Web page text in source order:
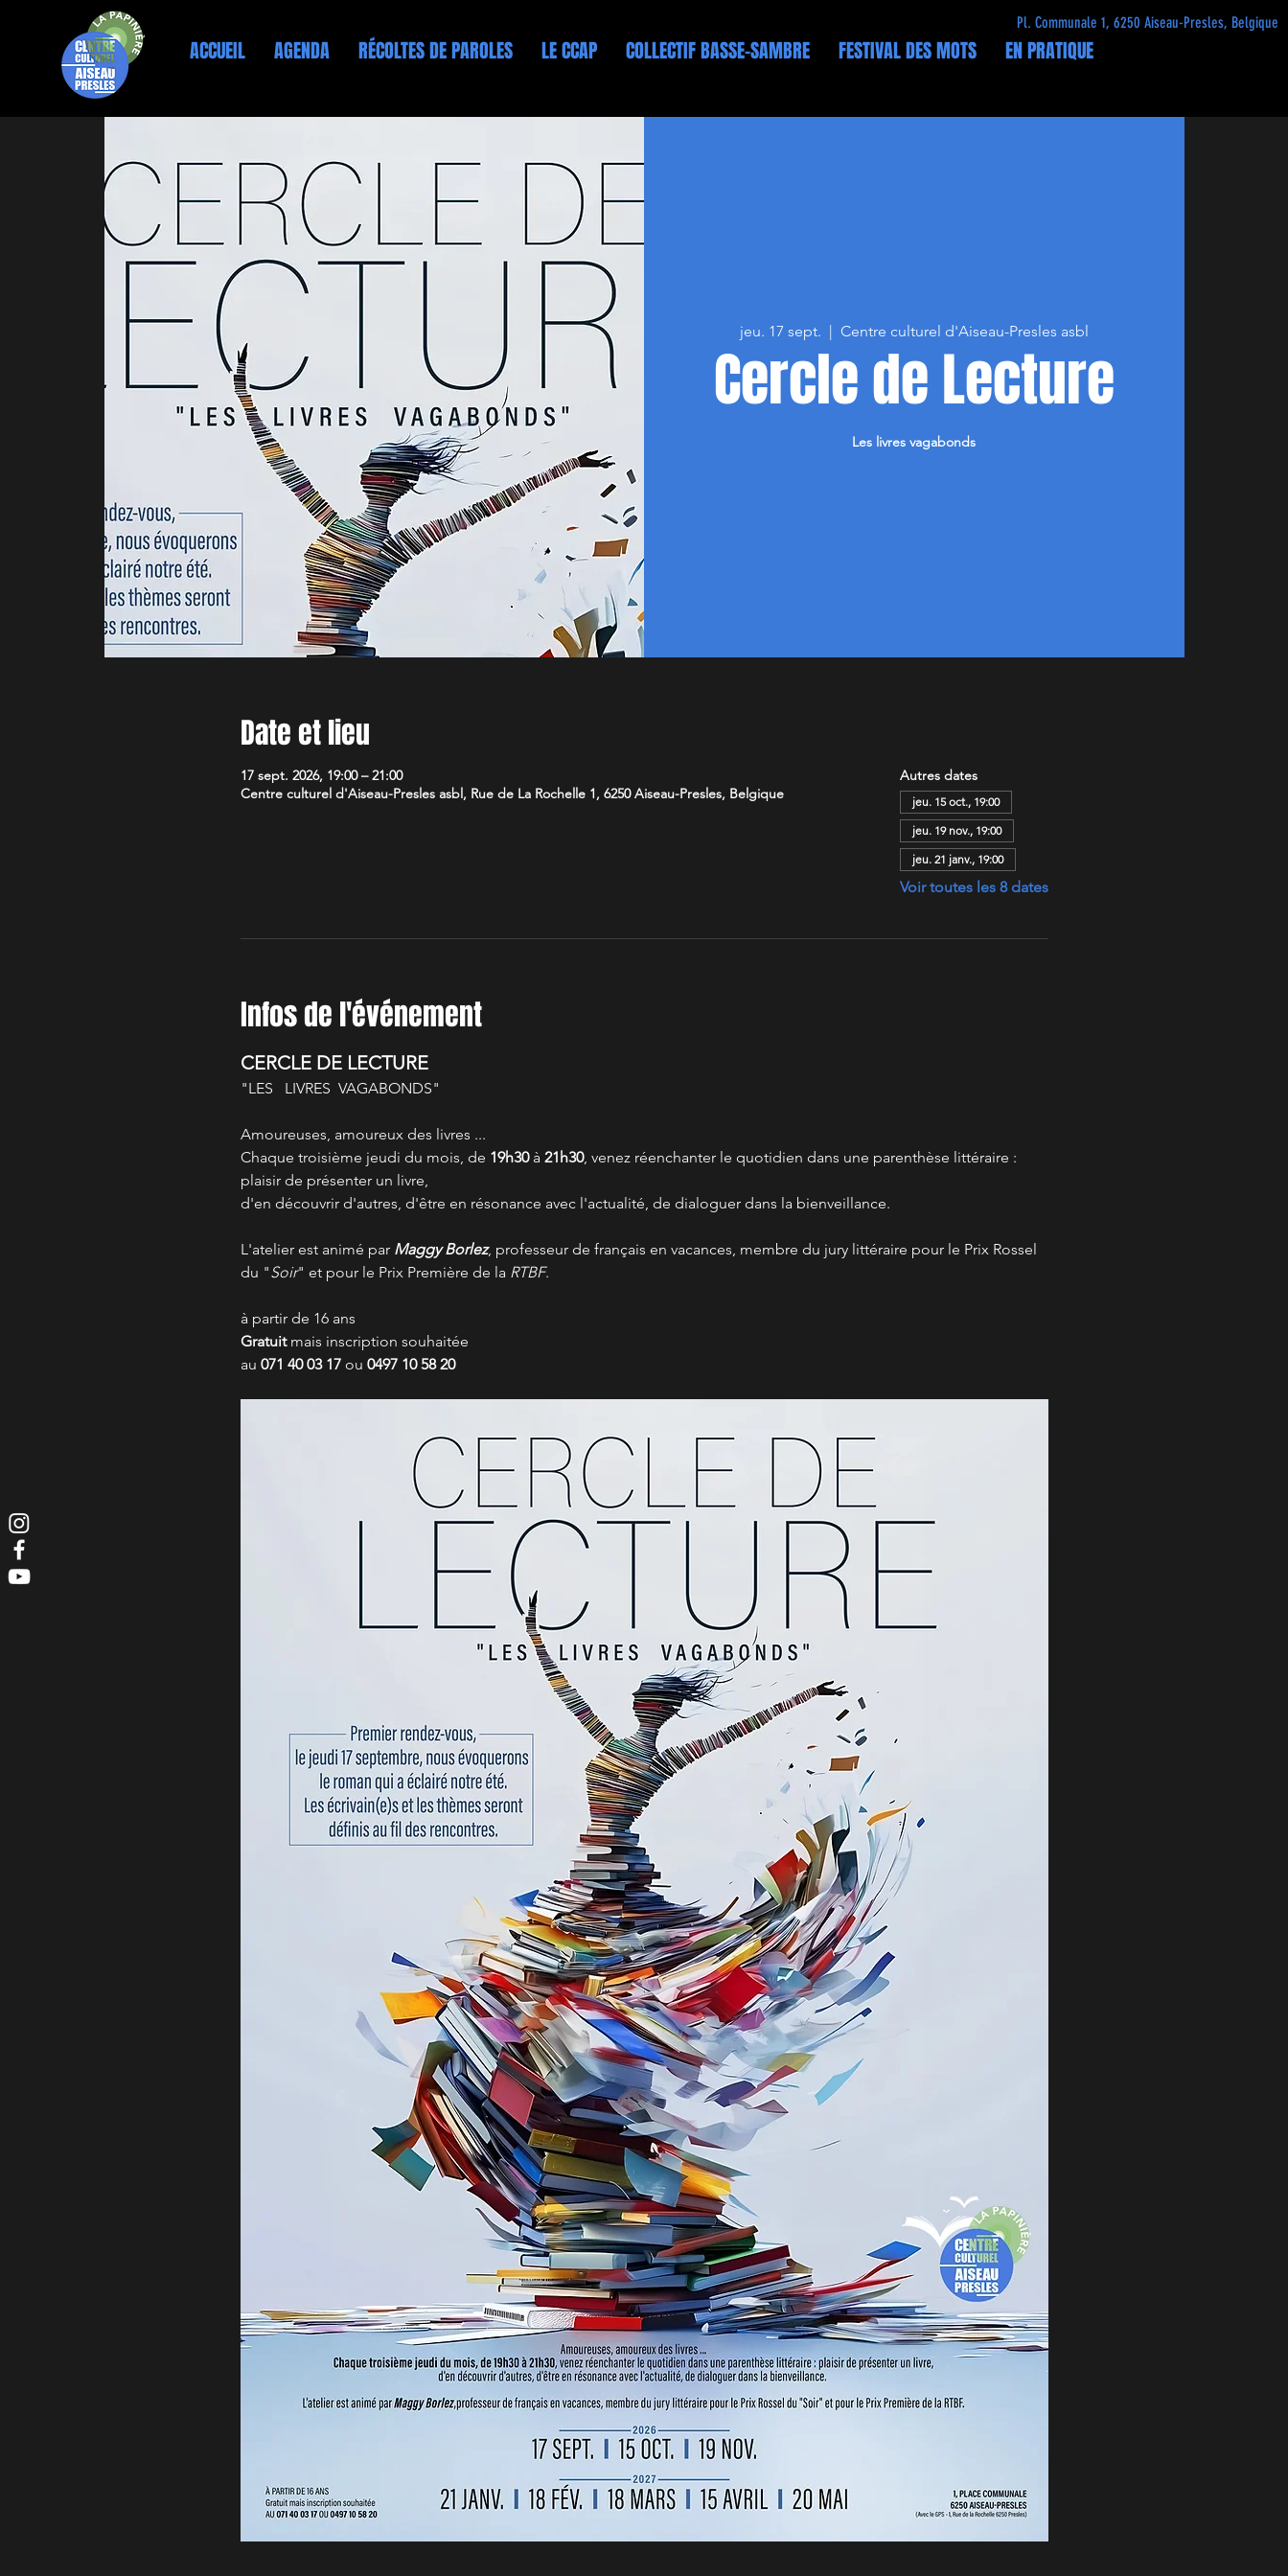
ACCUEIL AGENDA RÉCOLTES DE PAROLES LE CCAP COLLECTIF BASSE-SAMBRE FESTIVAL DES MOTS EN PRATIQUE
Pl. Communale 1, 6250 Aiseau-Presles, Belgique
jeu. 17 sept.
  |
Centre culturel d'Aiseau-Presles asbl
Cercle de Lecture
Les livres vagabonds
Date et lieu
17 sept. 2026, 19:00 – 21:00
Centre culturel d'Aiseau-Presles asbl, Rue de La Rochelle 1, 6250 Aiseau-Presles, Belgique
Autres dates
jeu. 15 oct., 19:00
jeu. 19 nov., 19:00
jeu. 21 janv., 19:00
Voir toutes les 8 dates
Infos de l'événement
CERCLE DE LECTURE
"LES   LIVRES  VAGABONDS"
Amoureuses, amoureux des livres ...
Chaque troisième jeudi du mois, de 19h30 à 21h30, venez réenchanter le quotidien dans une parenthèse littéraire :
plaisir de présenter un livre,
d'en découvrir d'autres, d'être en résonance avec l'actualité, de dialoguer dans la bienveillance.
L'atelier est animé par Maggy Borlez, professeur de français en vacances, membre du jury littéraire pour le Prix Rossel
du "Soir" et pour le Prix Première de la RTBF.
à partir de 16 ans
Gratuit mais inscription souhaitée
au 071 40 03 17 ou 0497 10 58 20